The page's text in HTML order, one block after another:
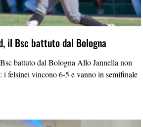
il Bsc battuto dal Bologna
battuto dal Bologna Allo Jannella non
i felsinei vincono 6-5 e vanno in semifinale